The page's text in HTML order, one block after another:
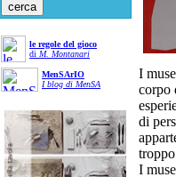
le regole del gioco
di M. Montanari
MenSArIO
I blog di MenSA
I
corpo
di
I